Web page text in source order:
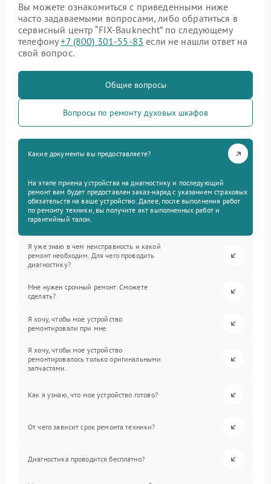
Вы можете ознакомиться с приведенными ниже
часто задаваемыми вопросами, либо обратиться в
сервисный центр “FIX-Bauknecht” по следующему
телефону+7 (800) 301-55-83 если не нашли ответ на
свой вопрос.
Общие вопросы
Вопросы по ремонту духовых шкафов
Какие документы вы предоставляете?
На этапе приема устройства на диагностику и последующий
ремонт вам будет предоставлен заказ-наряд с указанием страховых
обязательств на ваше устройство. Далее, после выполнения работ
по ремонту техники, вы получите акт выполненных работ и
гарантийный талон.
Я уже знаю в чем неисправность и какой
ремонт необходим. Для чего проводить
диагностику?
Мне нужен срочный ремонт. Сможете
сделать?
Я хочу, чтобы мое устройство
ремонтировали при мне.
Я хочу, чтобы мое устройство
ремонтировалось только оригинальными
запчастями.
Как я узнаю, что мое устройство готово?
От чего зависит срок ремонта техники?
Диагностика проводится бесплатно?